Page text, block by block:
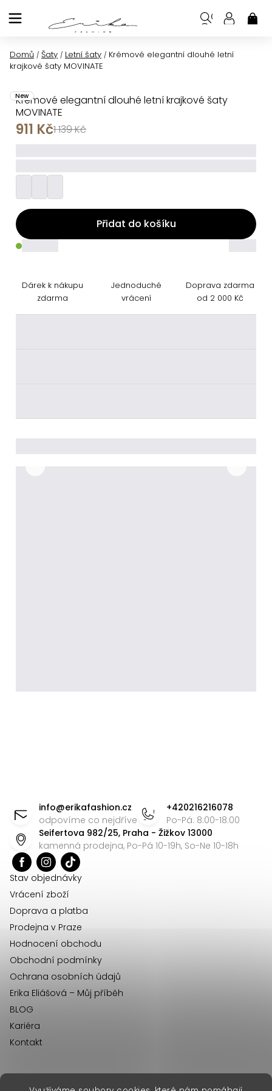
na
Domů / Šaty / Letní šaty / Krémové elegantní dlouhé letní
krajkové šaty MOVINATE
Krémové elegantní dlouhé letní krajkové šaty
MOVINATE
New
1 139 Kč
911 Kč
Přidat do košíku
Dárek k nákupu
zdarma
Jednoduché
vrácení
Doprava zdarma
od 2 000 Kč
info@erikafashion.cz
odpovíme co nejdříve
+420216216078
Po-Pá: 8:00-18:00
Seifertova 982/25, Praha - Žižkov 13000
kamenná prodejna, Po-Pá 10-19h, So-Ne 10-18h
Stav objednávky
Vrácení zboží
Doprava a platba
Prodejna v Praze
Hodnocení obchodu
Obchodní podmínky
Ochrana osobních údajů
Erika Eliášová – Můj příběh
BLOG
Kariéra
Kontakt